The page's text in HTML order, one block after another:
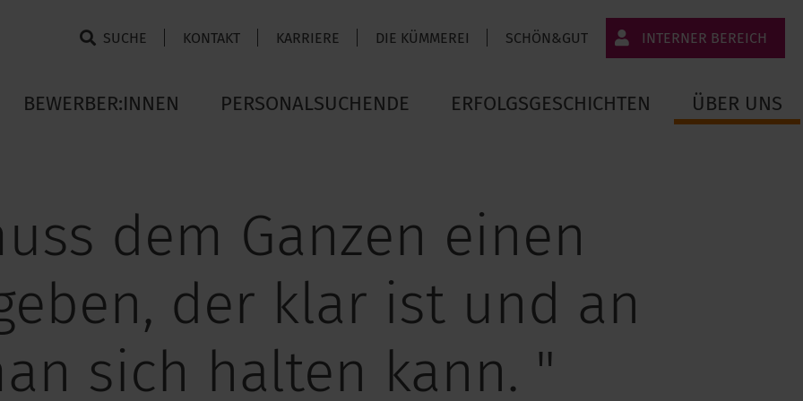
INTERNER BEREICH
JobImpuls
KONTAKT KARRIERE DIE KÜMMEREI SCHÖN&GUT
SUCHE
BEWERBER:INNEN PERSONALSUCHENDE ERFOLGSGESCHICHTEN ÜBER UNS
dem Ganzen einen
der klar ist und an
sich halten kann. "